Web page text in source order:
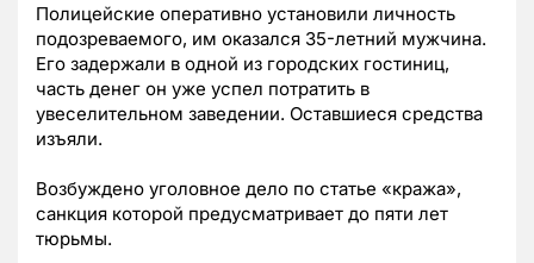
Полицейские оперативно установили личность
подозреваемого, им оказался 35-летний мужчина.
Его задержали в одной из городских гостиниц,
часть денег он уже успел потратить в
увеселительном заведении. Оставшиеся средства
изъяли.
Возбуждено уголовное дело по статье «кража»,
санкция которой предусматривает до пяти лет
тюрьмы.